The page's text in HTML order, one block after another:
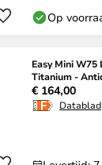
Op
Easy Mini
Titanium -
€ 164,00
Datablad